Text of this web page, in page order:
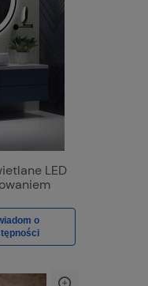
LED
o